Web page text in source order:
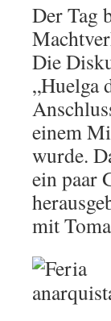
Der Tag
Die
„Huelga
einem
wurde.
ein paar
mit